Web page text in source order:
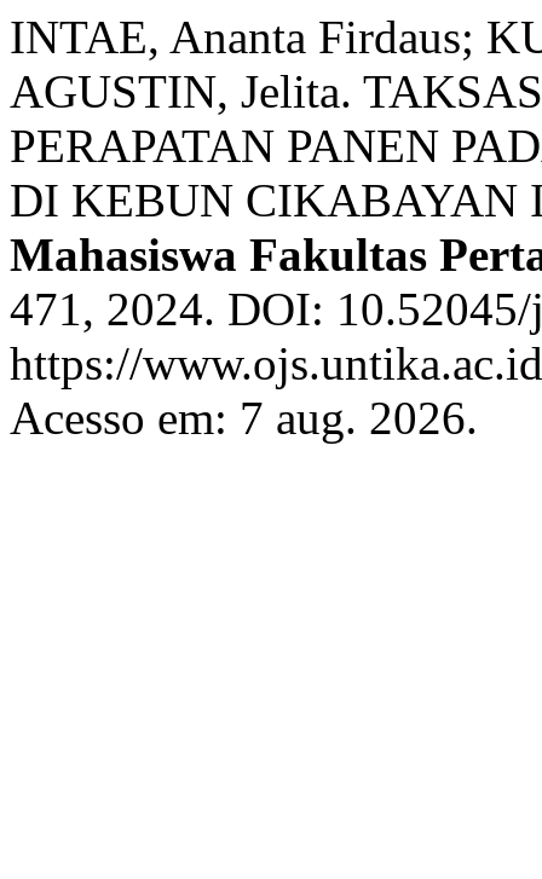
INTAE, Ananta Firdaus;
AGUSTIN, Jelita.
PERAPATAN PANEN
DI KEBUN CIKABAYAN
Mahasiswa Fakultas
471, 2024. DOI:
https://
Acesso em: 7 aug. 2026.